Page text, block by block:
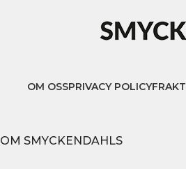
OM OSSPRIVACY POLICYFRAKT
OM SMYCKENDAHLS